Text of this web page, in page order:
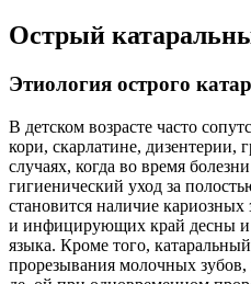
Острый
Этиология острого
В детском возрасте часто
кори, скарлатине, дизентерии,
случаях, когда во время
гигиенический уход за
становится наличие
и инфицирующих край десны и
языка. Кроме того,
прорезывания молочных